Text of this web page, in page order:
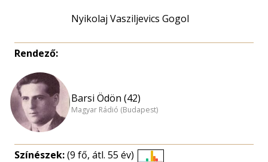
Nyikolaj Vasziljevics Gogol
Rendező:
Barsi Ödön (42)
Magyar Rádió (Budapest)
Színészek:(9 fő, átl. 55 év)